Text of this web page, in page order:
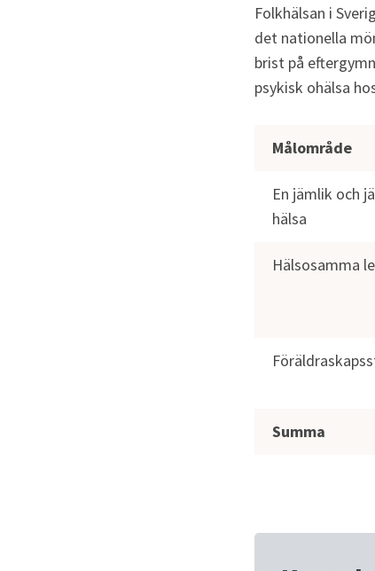
Folkhälsan i
det nationella
brist på
psykisk ohälsa
Mål för
Målområde
En jämlik och
hälsa
Hälsosamma
Summa